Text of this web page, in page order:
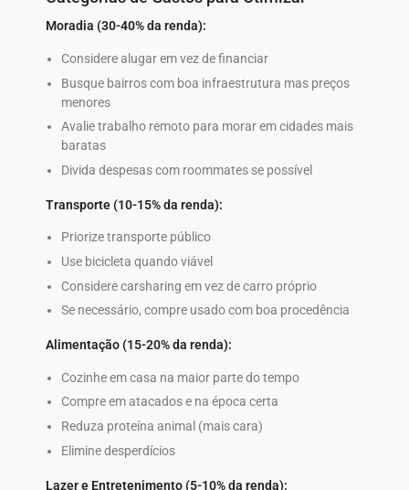
Moradia (30-40% da renda):
Considere alugar em vez de financiar
Busque bairros com boa infraestrutura mas preços
menores
Avalie trabalho remoto para morar em cidades mais
baratas
Divida despesas com roommates se possível
Transporte (10-15% da renda):
Priorize transporte público
Use bicicleta quando viável
Considere carsharing em vez de carro próprio
Se necessário, compre usado com boa procedência
Alimentação (15-20% da renda):
Cozinhe em casa na maior parte do tempo
Compre em atacados e na época certa
Reduza proteína animal (mais cara)
Elimine desperdícios
Lazer e Entretenimento (5-10% da renda):